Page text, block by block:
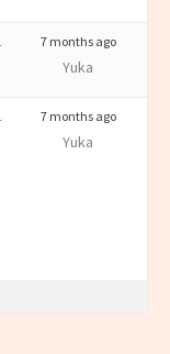
7 months ago
Yuka
7 months ago
Yuka